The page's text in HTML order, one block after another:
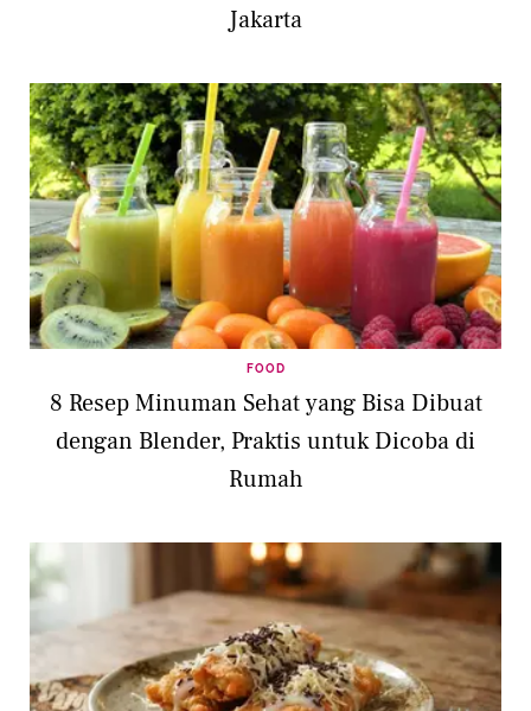
Jakarta
FOOD
8 Resep Minuman Sehat yang Bisa Dibuat
dengan Blender, Praktis untuk Dicoba di
Rumah